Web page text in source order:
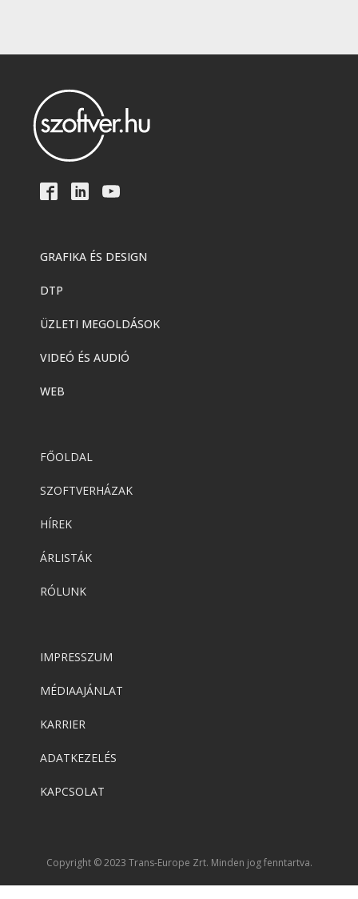
GRAFIKA ÉS DESIGN
DTP
ÜZLETI MEGOLDÁSOK
VIDEÓ ÉS AUDIÓ
WEB
FŐOLDAL
SZOFTVERHÁZAK
HÍREK
ÁRLISTÁK
RÓLUNK
IMPRESSZUM
MÉDIAAJÁNLAT
KARRIER
ADATKEZELÉS
KAPCSOLAT
Copyright © 2023 Trans-Europe Zrt. Minden jog fenntartva.